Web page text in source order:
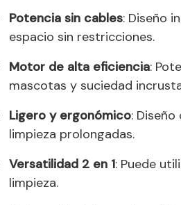
Potencia sin cables: Diseño
espacio sin restricciones.
Motor de alta eficiencia:
mascotas y suciedad
Ligero y ergonómico:
limpieza prolongadas.
Versatilidad 2 en 1: Puede
limpieza.